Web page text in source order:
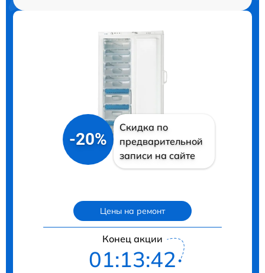
-20%
Скидка по
предварительной
записи на сайте
Цены на ремонт
Конец акции
01:13:41